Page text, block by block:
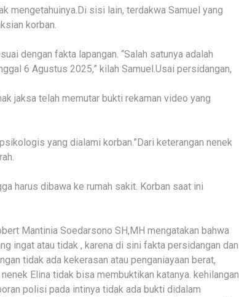
mengetahuinya.Di sisi lain, terdakwa Samuel yang
korban.
dengan fakta lapangan. “Salah satunya adalah
6 Agustus 2025,” kilah Samuel.Usai persidangan,
jaksa telah memutar bukti rekaman video yang
yang dialami korban.”Dari keterangan nenek
harus dibawa ke rumah sakit. Korban saat ini
Mantinia Soedarsono SH,MH mengatakan bahwa
ingat atau tidak , karena di sini fakta persidangan dan
tidak ada kekerasan atau penganiayaan berat,
Elina tidak bisa membuktikan katanya. kehilangan
polisi pada intinya tidak ada bukti didalam